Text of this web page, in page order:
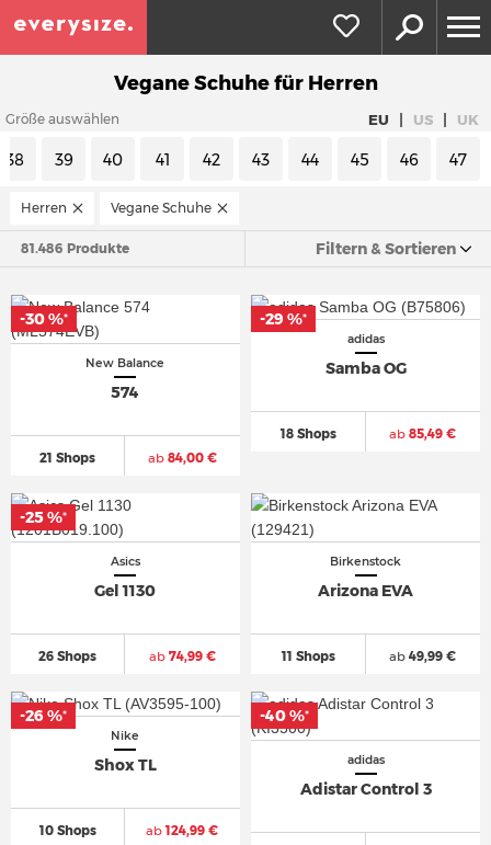
Vegane Schuhe für Herren
Größe auswählen EU | US | UK
38 39 40 41 42 43 44 45 46 47
Herren Vegane Schuhe
81.486 Produkte Filtern & Sortieren
New Balance
574
21 Shops ab84,00 €
-30 %*
adidas
Samba OG
18 Shops ab 85,49 €
-29 %*
Asics
Gel 1130
26 Shops ab74,99 €
-25 %*
Birkenstock
Arizona EVA
11 Shops ab 49,99 €
Nike
Shox TL
10 Shops ab124,99 €
-26 %*
adidas
Adistar Control 3
-40 %*